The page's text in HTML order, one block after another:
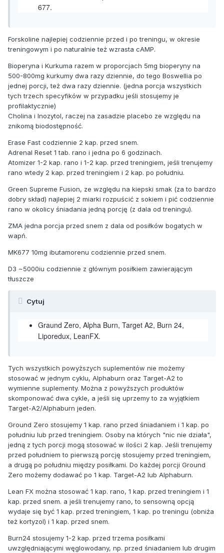
677.
Forskoline najlepiej codziennie przed i po treningu, w okresie
treningowym i po naturalnie też wzrasta cAMP.
Bioperyna i Kurkuma razem w proporcjach 5mg bioperyny na
500-800mg kurkumy dwa razy dziennie, do tego Boswellia po
jednej porcji, też dwa razy dziennie. (jedna porcja wszystkich
tych trzech specyfików w przypadku jeśli stosujemy je
profilaktycznie)
Cholina i Inozytol, raczej na zasadzie placebo ze względu na
znikomą biodostępność.
Erase Fast codziennie 2 kap. przed snem.
Adrenal Reset 1 tab. rano i jedna po 6 godzinach.
Atomizer 1-2 kap. rano i 1-2 kap. przed treningiem, jeśli trenujemy
rano wtedy 2 kap. przed treningiem i 2 kap. po południu.
Green Supreme Fusion, ze względu na kiepski smak (za to bardzo
dobry skład) najlepiej 2 miarki rozpuścić z sokiem i pić codziennie
rano w okolicy śniadania jedną porcję (z dala od treningu).
ZMA jedna porcja przed snem z dala od posiłków bogatych w
wapń.
MK677 10mg ibutamorenu codziennie przed snem.
D3 ~5000iu codziennie z głównym posiłkiem zawierającym
tłuszcze
Cytuj
Graund Zero, Alpha Burn, Target A2, Burn 24,
Liporedux, LeanFX.
Tych wszystkich powyższych suplementów nie możemy
stosować w jednym cyklu, Alphaburn oraz Target-A2 to
wymienne suplementy. Można z powyższych produktów
skomponować dwa cykle, a jeśli się uprzemy to za wyjątkiem
Target-A2/Alphaburn jeden.
Ground Zero stosujemy 1 kap. rano przed śniadaniem i 1 kap. po
południu lub przed treningiem. Osoby na których "nic nie działa",
jedną z tych porcji mogą stosować w ilości 2 kap. Jeśli trenujemy
przed południem to pierwszą porcję stosujemy przed treningiem,
a drugą po południu między posiłkami. Do każdej porcji Ground
Zero możemy dodawać po 1 kap. Target-A2 lub Alphaburn.
Lean FX można stosować 1 kap. rano, 1 kap. przed treningiem i 1
kap. przed snem. a jeśli trenujemy rano, to sensowną opcją
wydaje się być 1 kap. przed treningiem, 1 kap. po treningu (obniża
też kortyzol) i 1 kap. przed snem.
Burn24 stosujemy 1-2 kap. przed trzema posiłkami
uwzględniającymi węglowodany, np. przed śniadaniem lub drugim